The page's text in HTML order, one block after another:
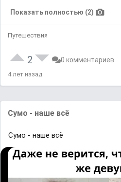
Показать полностью (2)
Путешествия
2 0 комментариев
4 лет назад
Сумо - наше всё
Сумо - наше всё